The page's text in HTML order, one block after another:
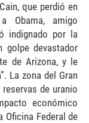
que perdió en
Obama, amigo
indignado por la
golpe devastador
de Arizona, y le
La zona del Gran
de uranio
económico
Oficina Federal de